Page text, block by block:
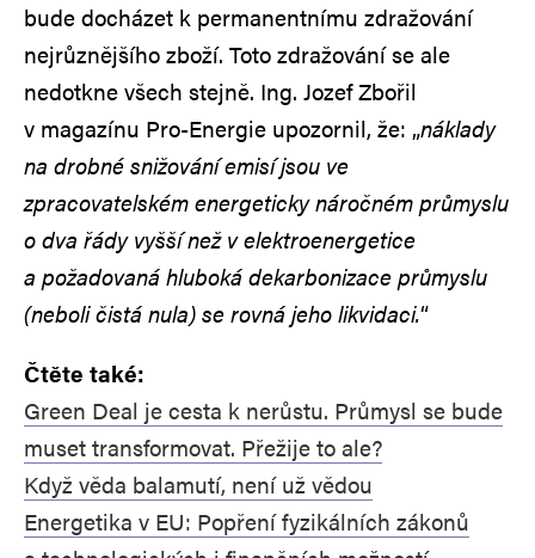
bude docházet k permanentnímu zdražování
nejrůznějšího zboží. Toto zdražování se ale
nedotkne všech stejně. Ing. Jozef Zbořil
v magazínu Pro-Energie upozornil, že: „náklady
na drobné snižování emisí jsou ve
zpracovatelském energeticky náročném průmyslu
o dva řády vyšší než v elektroenergetice
a požadovaná hluboká dekarbonizace průmyslu
(neboli čistá nula) se rovná jeho likvidaci.“
Čtěte také:
Green Deal je cesta k nerůstu. Průmysl se bude
muset transformovat. Přežije to ale?
Když věda balamutí, není už vědou
Energetika v EU: Popření fyzikálních zákonů